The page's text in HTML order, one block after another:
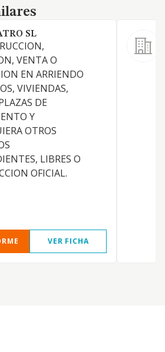
SL
VENTA O
EN ARRIENDO
VIVIENDAS,
DE
Y
OTROS
LIBRES O
OFICIAL.
VER FICHA